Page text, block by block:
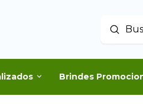
Buscar
Enviar
Brindes